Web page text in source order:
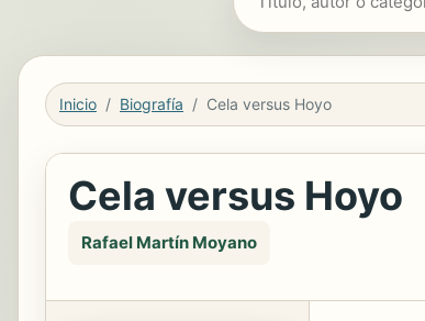
Inicio Biografía Cela versus Hoyo
Cela versus Hoyo
Rafael Martín Moyano